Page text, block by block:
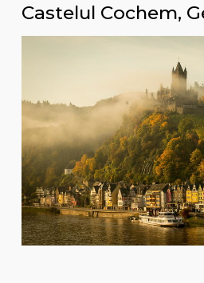
Castelul Cochem,